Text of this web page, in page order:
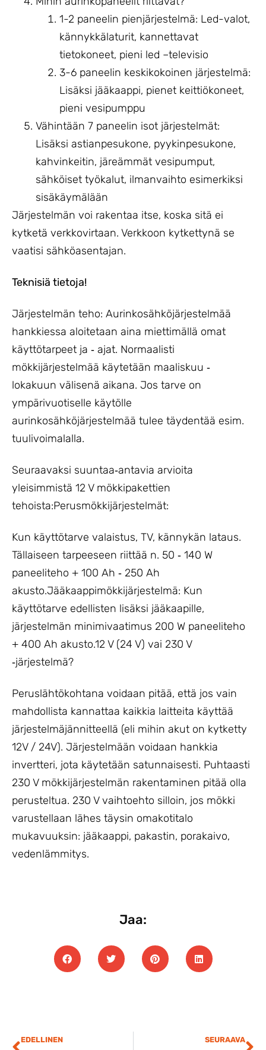
1-2 paneelin pienjärjestelmä: Led-valot,
kännykkälaturit, kannettavat
tietokoneet, pieni led –televisio
3-6 paneelin keskikokoinen järjestelmä:
Lisäksi jääkaappi, pienet keittiökoneet,
pieni vesipumppu
Vähintään 7 paneelin isot järjestelmät:
Lisäksi astianpesukone, pyykinpesukone,
kahvinkeitin, järeämmät vesipumput,
sähköiset työkalut, ilmanvaihto esimerkiksi
sisäkäymälään
Järjestelmän voi rakentaa itse, koska sitä ei
kytketä verkkovirtaan. Verkkoon kytkettynä se
vaatisi sähköasentajan.
Teknisiä tietoja!
Järjestelmän teho: Aurinkosähköjärjestelmää
hankkiessa aloitetaan aina miettimällä omat
käyttötarpeet ja ‐ ajat. Normaalisti
mökkijärjestelmää käytetään maaliskuu ‐
lokakuun välisenä aikana. Jos tarve on
ympärivuotiselle käytölle
aurinkosähköjärjestelmää tulee täydentää esim.
tuulivoimalalla.
Seuraavaksi suuntaa‐antavia arvioita
yleisimmistä 12 V mökkipakettien
tehoista:Perusmökkijärjestelmät:
Kun käyttötarve valaistus, TV, kännykän lataus.
Tällaiseen tarpeeseen riittää n. 50 ‐ 140 W
paneeliteho + 100 Ah ‐ 250 Ah
akusto.Jääkaappimökkijärjestelmä: Kun
käyttötarve edellisten lisäksi jääkaapille,
järjestelmän minimivaatimus 200 W paneeliteho
+ 400 Ah akusto.12 V (24 V) vai 230 V
‐järjestelmä?
Peruslähtökohtana voidaan pitää, että jos vain
mahdollista kannattaa kaikkia laitteita käyttää
järjestelmäjännitteellä (eli mihin akut on kytketty
12V / 24V). Järjestelmään voidaan hankkia
invertteri, jota käytetään satunnaisesti. Puhtaasti
230 V mökkijärjestelmän rakentaminen pitää olla
perusteltua. 230 V vaihtoehto silloin, jos mökki
varustellaan lähes täysin omakotitalo
mukavuuksin: jääkaappi, pakastin, porakaivo,
vedenlämmitys.
Jaa:
EDELLINEN SEURAAVA